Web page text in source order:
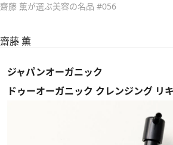
齋藤 薫が選ぶ美容の名品 #056
齋藤 薫
ジャパンオーガニック
ドゥーオーガニック クレンジング リ